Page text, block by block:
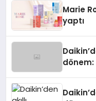
Marie
yaptı
dönem: